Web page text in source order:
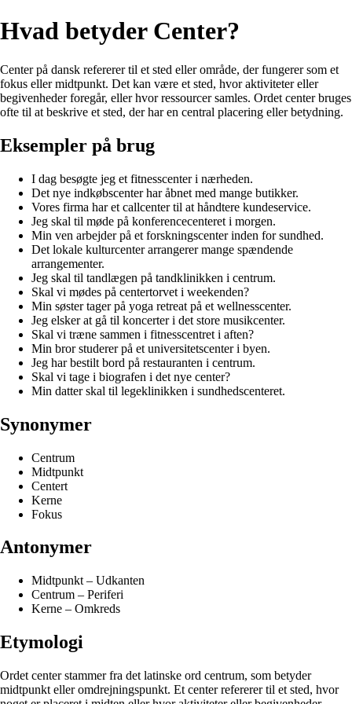
Hvad betyder Center?
Center på dansk refererer til et sted eller område, der fungerer som et
fokus eller midtpunkt. Det kan være et sted, hvor aktiviteter eller
begivenheder foregår, eller hvor ressourcer samles. Ordet center bruges
ofte til at beskrive et sted, der har en central placering eller betydning.
Eksempler på brug
I dag besøgte jeg et fitnesscenter i nærheden.
Det nye indkøbscenter har åbnet med mange butikker.
Vores firma har et callcenter til at håndtere kundeservice.
Jeg skal til møde på konferencecenteret i morgen.
Min ven arbejder på et forskningscenter inden for sundhed.
Det lokale kulturcenter arrangerer mange spændende
arrangementer.
Jeg skal til tandlægen på tandklinikken i centrum.
Skal vi mødes på centertorvet i weekenden?
Min søster tager på yoga retreat på et wellnesscenter.
Jeg elsker at gå til koncerter i det store musikcenter.
Skal vi træne sammen i fitnesscentret i aften?
Min bror studerer på et universitetscenter i byen.
Jeg har bestilt bord på restauranten i centrum.
Skal vi tage i biografen i det nye center?
Min datter skal til legeklinikken i sundhedscenteret.
Synonymer
Centrum
Midtpunkt
Centert
Kerne
Fokus
Antonymer
Midtpunkt – Udkanten
Centrum – Periferi
Kerne – Omkreds
Etymologi
Ordet center stammer fra det latinske ord centrum, som betyder
midtpunkt eller omdrejningspunkt. Et center refererer til et sted, hvor